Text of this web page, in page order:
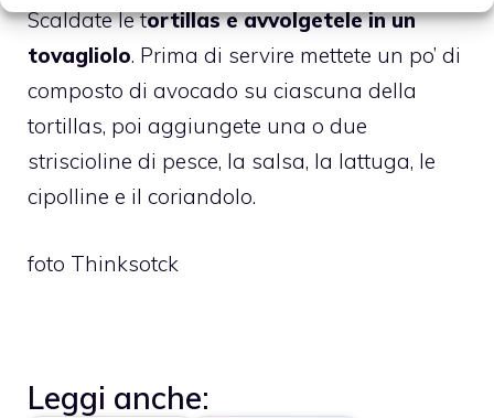
Scaldate le tortillas e avvolgetele in un
tovagliolo. Prima di servire mettete un po’ di
composto di avocado su ciascuna della
tortillas, poi aggiungete una o due
striscioline di pesce, la salsa, la lattuga, le
cipolline e il coriandolo.
foto Thinksotck
Leggi anche: